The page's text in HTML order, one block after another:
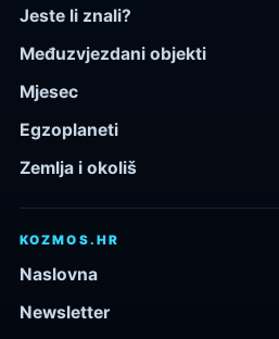
Jeste li znali?
Međuzvjezdani objekti
Mjesec
Egzoplaneti
Zemlja i okoliš
KOZMOS.HR
Naslovna
Newsletter